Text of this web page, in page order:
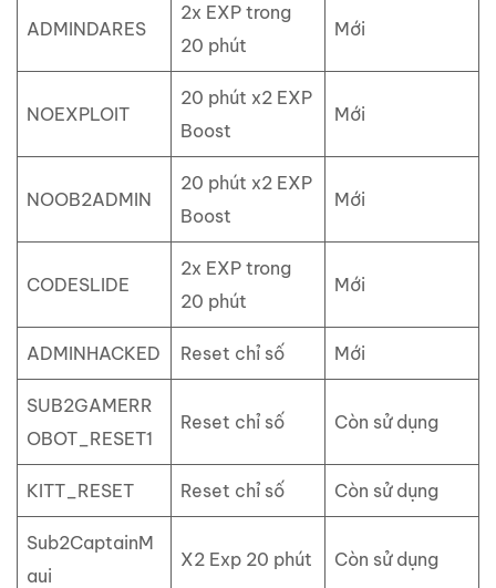
ADMINDARES
2x EXP trong
20 phút
Mới
NOEXPLOIT
20 phút x2 EXP
Boost
Mới
NOOB2ADMIN
20 phút x2 EXP
Boost
Mới
CODESLIDE
2x EXP trong
20 phút
Mới
ADMINHACKED Reset chỉ số Mới
SUB2GAMERR
OBOT_RESET1
Reset chỉ số Còn sử dụng
KITT_RESET Reset chỉ số Còn sử dụng
Sub2CaptainM
aui
X2 Exp 20 phút Còn sử dụng